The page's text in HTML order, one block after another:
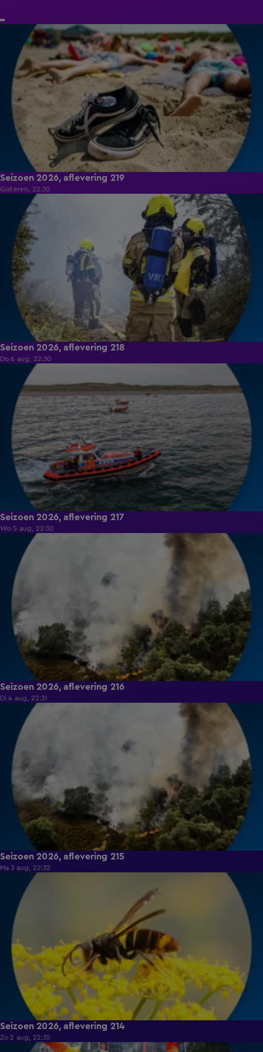
Seizoen 2026, aflevering 219
Gisteren, 22:30
Seizoen 2026, aflevering 218
Do 6 aug, 22:30
Seizoen 2026, aflevering 217
Wo 5 aug, 22:30
Seizoen 2026, aflevering 216
Di 4 aug, 22:31
Seizoen 2026, aflevering 215
Ma 3 aug, 22:32
Seizoen 2026, aflevering 214
Zo 2 aug, 22:35